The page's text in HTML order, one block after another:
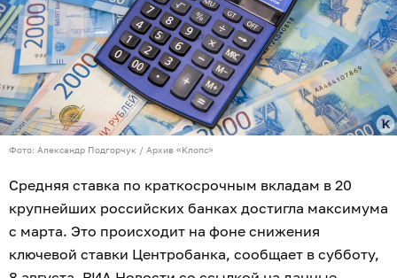
Фото: Александр Подгорчук / Архив «Клопс»
Средняя ставка по краткосрочным вкладам в 20
крупнейших российских банках достигла максимума
с марта. Это происходит на фоне снижения
ключевой ставки Центробанка, сообщает в субботу,